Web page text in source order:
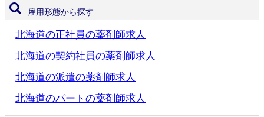
雇用形態から探す
北海道の正社員の薬剤師求人
北海道の契約社員の薬剤師求人
北海道の派遣の薬剤師求人
北海道のパートの薬剤師求人